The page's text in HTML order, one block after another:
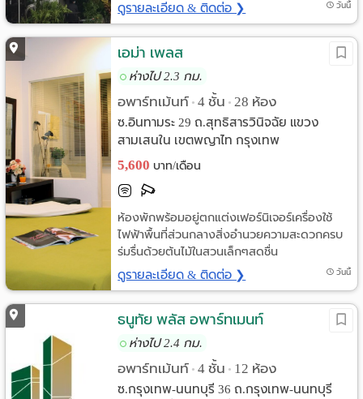
ดูรายละเอียด & ติดต่อ ❯ วันนี้
เอม่า เพลส
ห่างไป 2.3 กม.
อพาร์ทเม้นท์ • 4 ชั้น • 28 ห้อง
ซ.อินทามระ 29 ถ.สุทธิสารวินิจฉัย แขวง
สามเสนใน เขตพญาไท กรุงเทพ
5,600 บาท/เดือน
ห้องพักพร้อมอยู่ตกแต่งเฟอร์นิเจอร์เครื่องใช้
ไฟฟ้าพื้นที่ส่วนกลางสิ่งอำนวยความสะดวกครบ
ร่มรื่นด้วยต้นไม้ในสวนเล็กๆสดชื่น
ดูรายละเอียด & ติดต่อ ❯ วันนี้
ธนูทัย พลัส อพาร์ทเมนท์
ห่างไป 2.4 กม.
อพาร์ทเม้นท์ • 4 ชั้น • 12 ห้อง
ซ.กรุงเทพ-นนทบุรี 36 ถ.กรุงเทพ-นนทบุรี